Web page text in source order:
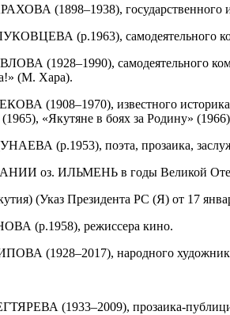
(1898–1938), государственного и
(р.1963), самодеятельного
самодеятельного
(М. Хара).
известного историка,
«Якутяне в боях за Родину»
(р.1953), поэта, прозаика,
оз. ИЛЬМЕНЬ в годы Великой
(Указ Президента РС (Я) от 17
(р.1958), режиссера кино.
(1928–2017), народного
(1933–2009), прозаика-